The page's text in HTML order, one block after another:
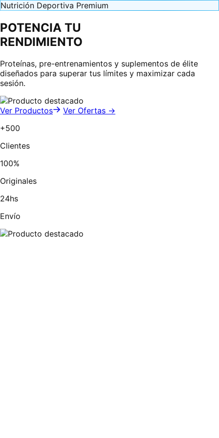
Nutrición Deportiva Premium
POTENCIA TU
RENDIMIENTO
Proteínas, pre-entrenamientos y suplementos de élite
diseñados para superar tus límites y maximizar cada
sesión.
Ver Productos
Ver Ofertas →
+500
Clientes
100%
Originales
24hs
Envío